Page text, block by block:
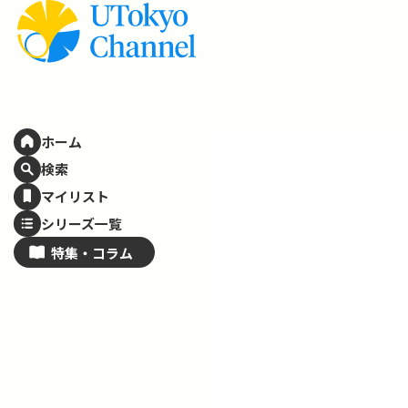
ホーム
検索
マイリスト
シリーズ一覧
特集・ コラム